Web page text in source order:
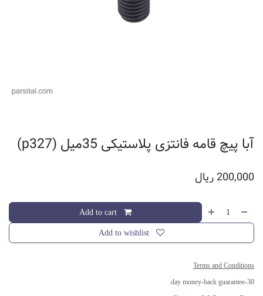
آبا پیچ قامه فانتزی پلاستیکی 35میل (p327)
200,000ریال
Add to cart
Add to wishlist
Terms and Conditions
30-day money-back guarantee